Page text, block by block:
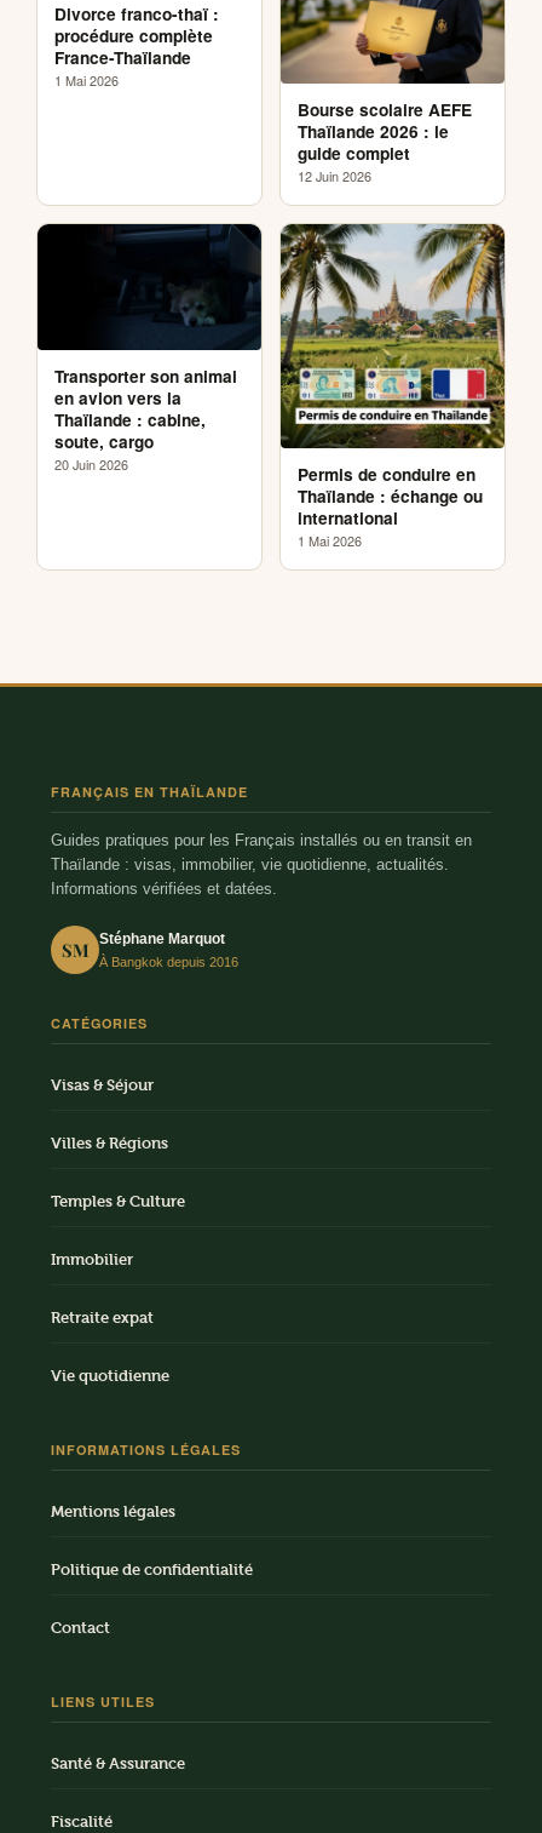
Divorce franco-thaï :
procédure complète
France-Thaïlande
1 Mai 2026
Bourse scolaire AEFE
Thaïlande 2026 : le
guide complet
12 Juin 2026
Transporter son animal
en avion vers la
Thaïlande : cabine,
soute, cargo
20 Juin 2026
Permis de conduire en
Thaïlande : échange ou
international
1 Mai 2026
FRANÇAIS EN THAÏLANDE
Guides pratiques pour les Français installés ou en transit en
Thaïlande : visas, immobilier, vie quotidienne, actualités.
Informations vérifiées et datées.
SM Stéphane Marquot
À Bangkok depuis 2016
CATÉGORIES
Visas & Séjour
Villes & Régions
Temples & Culture
Immobilier
Retraite expat
Vie quotidienne
INFORMATIONS LÉGALES
Mentions légales
Politique de confidentialité
Contact
LIENS UTILES
Santé & Assurance
Fiscalité